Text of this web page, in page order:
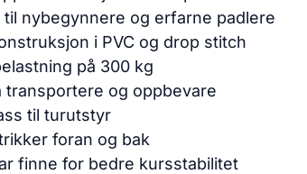
til nybegynnere og erfarne padlere
i PVC og drop stitch
på 300 kg
transportere og oppbevare
til turutstyr
foran og bak
finne for bedre kursstabilitet